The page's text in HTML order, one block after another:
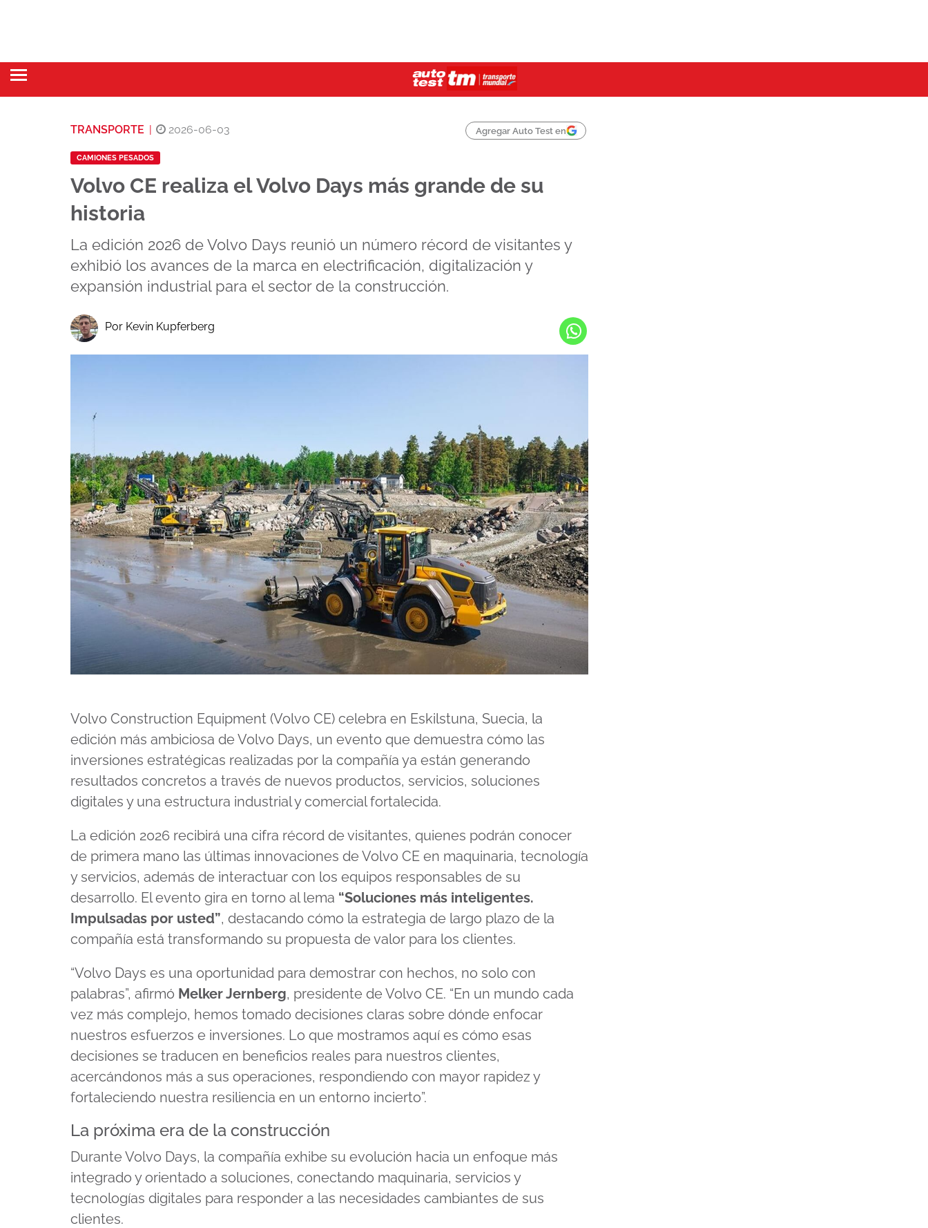
TRANSPORTE 2026-06-03 Agregar Auto Test en
CAMIONES PESADOS
Volvo CE realiza el Volvo Days más grande de su
historia
La edición 2026 de Volvo Days reunió un número récord de visitantes y
exhibió los avances de la marca en electrificación, digitalización y
expansión industrial para el sector de la construcción.
Por Kevin Kupferberg
Volvo Construction Equipment (Volvo CE) celebra en Eskilstuna, Suecia, la
edición más ambiciosa de Volvo Days, un evento que demuestra cómo las
inversiones estratégicas realizadas por la compañía ya están generando
resultados concretos a través de nuevos productos, servicios, soluciones
digitales y una estructura industrial y comercial fortalecida.
La edición 2026 recibirá una cifra récord de visitantes, quienes podrán conocer
de primera mano las últimas innovaciones de Volvo CE en maquinaria, tecnología
y servicios, además de interactuar con los equipos responsables de su
desarrollo. El evento gira en torno al lema “Soluciones más inteligentes.
Impulsadas por usted”, destacando cómo la estrategia de largo plazo de la
compañía está transformando su propuesta de valor para los clientes.
“Volvo Days es una oportunidad para demostrar con hechos, no solo con
palabras”, afirmó Melker Jernberg, presidente de Volvo CE. “En un mundo cada
vez más complejo, hemos tomado decisiones claras sobre dónde enfocar
nuestros esfuerzos e inversiones. Lo que mostramos aquí es cómo esas
decisiones se traducen en beneficios reales para nuestros clientes,
acercándonos más a sus operaciones, respondiendo con mayor rapidez y
fortaleciendo nuestra resiliencia en un entorno incierto”.
La próxima era de la construcción
Durante Volvo Days, la compañía exhibe su evolución hacia un enfoque más
integrado y orientado a soluciones, conectando maquinaria, servicios y
tecnologías digitales para responder a las necesidades cambiantes de sus
clientes.